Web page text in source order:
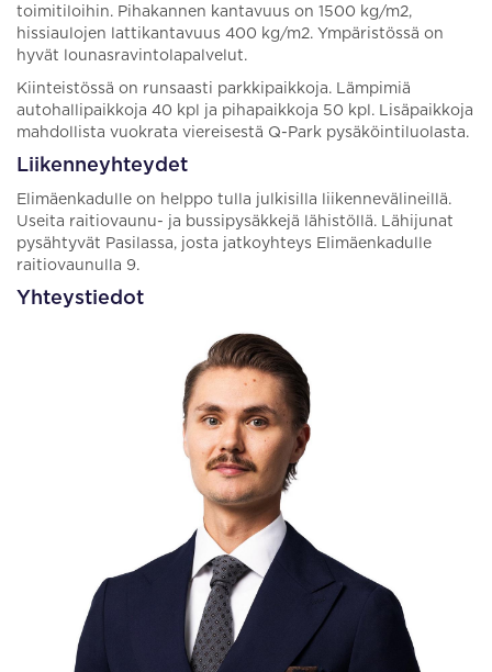
toimitiloihin. Pihakannen kantavuus on 1500 kg/m2,
hissiaulojen lattikantavuus 400 kg/m2. Ympäristössä on
hyvät lounasravintolapalvelut.
Kiinteistössä on runsaasti parkkipaikkoja. Lämpimiä
autohallipaikkoja 40 kpl ja pihapaikkoja 50 kpl. Lisäpaikkoja
mahdollista vuokrata viereisestä Q-Park pysäköintiluolasta.
Liikenneyhteydet
Elimäenkadulle on helppo tulla julkisilla liikennevälineillä.
Useita raitiovaunu- ja bussipysäkkejä lähistöllä. Lähijunat
pysähtyvät Pasilassa, josta jatkoyhteys Elimäenkadulle
raitiovaunulla 9.
Yhteystiedot